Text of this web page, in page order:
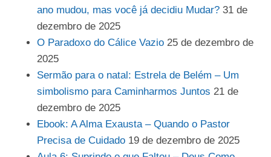
ano mudou, mas você já decidiu Mudar? 31 de
dezembro de 2025
O Paradoxo do Cálice Vazio 25 de dezembro de
2025
Sermão para o natal: Estrela de Belém – Um
simbolismo para Caminharmos Juntos 21 de
dezembro de 2025
Ebook: A Alma Exausta – Quando o Pastor
Precisa de Cuidado 19 de dezembro de 2025